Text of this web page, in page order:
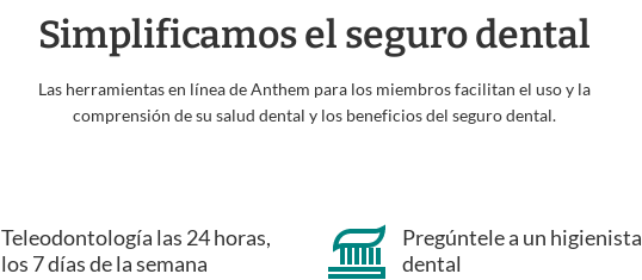
Simplificamos el seguro dental
Las herramientas en línea de Anthem para los miembros facilitan el uso y la
comprensión de su salud dental y los beneficios del seguro dental.
Teleodontología las 24 horas,
los 7 días de la semana
Pregúntele a un higienista
dental